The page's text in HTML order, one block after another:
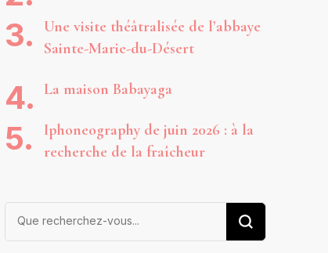
Une visite théâtralisée de l’abbaye
Sainte-Marie-du-Désert
La maison Babayaga
Iphoneography de juin 2026 : à la
recherche de la fraîcheur
Vous